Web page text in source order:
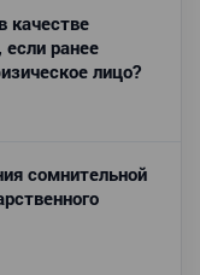
качестве
если ранее
лицо?
сомнительной